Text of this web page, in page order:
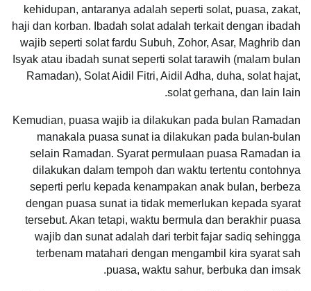
kehidupan, antaranya adalah seperti solat, puasa, zakat,
haji dan korban. Ibadah solat adalah terkait dengan ibadah
wajib seperti solat fardu Subuh, Zohor, Asar, Maghrib dan
Isyak atau ibadah sunat seperti solat tarawih (malam bulan
Ramadan), Solat Aidil Fitri, Aidil Adha, duha, solat hajat,
solat gerhana, dan lain lain.
Kemudian, puasa wajib ia dilakukan pada bulan Ramadan
manakala puasa sunat ia dilakukan pada bulan-bulan
selain Ramadan. Syarat permulaan puasa Ramadan ia
dilakukan dalam tempoh dan waktu tertentu contohnya
seperti perlu kepada kenampakan anak bulan, berbeza
dengan puasa sunat ia tidak memerlukan kepada syarat
tersebut. Akan tetapi, waktu bermula dan berakhir puasa
wajib dan sunat adalah dari terbit fajar sadiq sehingga
terbenam matahari dengan mengambil kira syarat sah
puasa, waktu sahur, berbuka dan imsak.